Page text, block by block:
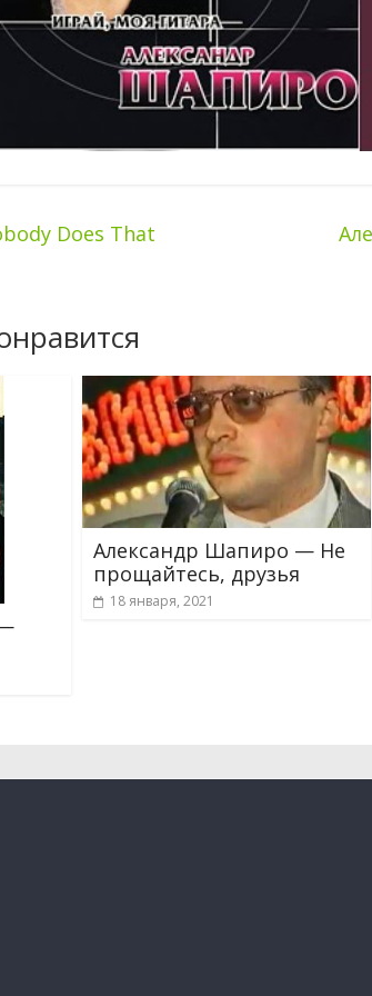
Does That
Александр Шапиро — Не
прощайтесь, друзья
18 января, 2021